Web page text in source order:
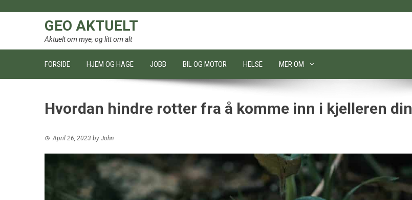
GEO AKTUELT
Aktuelt om mye, og litt om alt
FORSIDE HJEM OG HAGE JOBB BIL OG MOTOR HELSE MER OM
Hvordan hindre rotter fra å komme inn i kjelleren din
April 26, 2023 by John